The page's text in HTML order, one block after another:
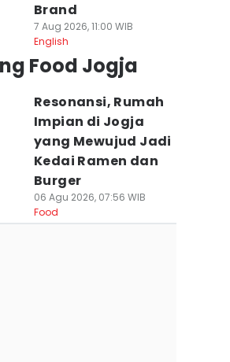
Brand
7 Aug 2026, 11:00 WIB
English
Food Jogja
Resonansi, Rumah
Impian di Jogja
yang Mewujud Jadi
Kedai Ramen dan
Burger
06 Agu 2026, 07:56 WIB
Food